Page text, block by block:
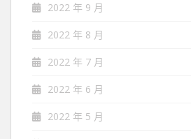
2022 年 9 月
2022 年 8 月
2022 年 7 月
2022 年 6 月
2022 年 5 月